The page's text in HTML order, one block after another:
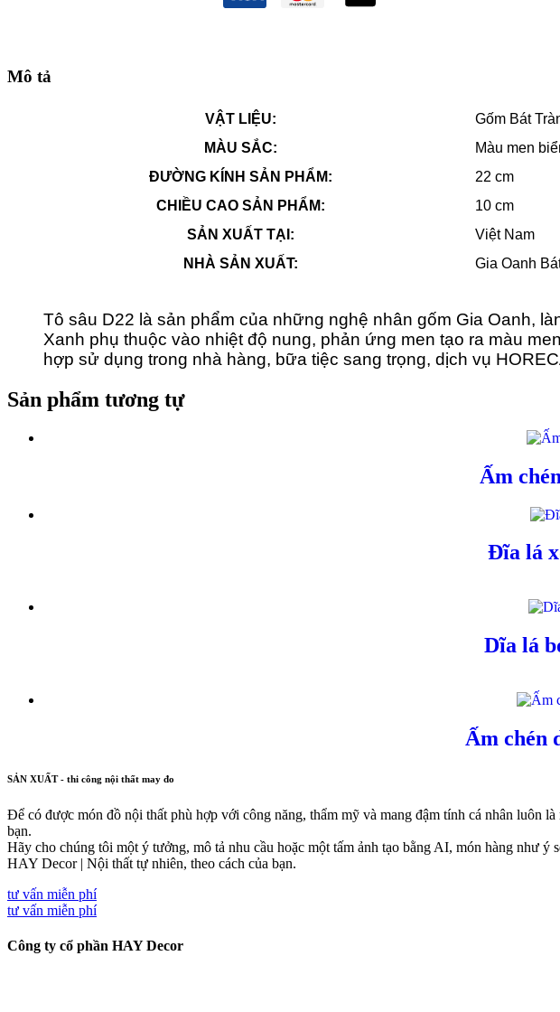
Mô tả
VẬT LIỆU:
Gốm Bát
MÀU SẮC:
Màu men
ĐƯỜNG KÍNH SẢN PHẨM:
22 cm
CHIỀU CAO SẢN PHẨM:
10 cm
SẢN XUẤT TẠI:
Việt Nam
NHÀ SẢN XUẤT:
Gia Oanh
Tô sâu D22 là sản phẩm của những nghệ nhân gốm Gia Oanh,
Xanh phụ thuộc vào nhiệt độ nung, phản ứng men tạo ra màu
hợp sử dụng trong nhà hàng, bữa tiệc sang trọng, dịch vụ
Sản phẩm tương tự
Ấm
Đĩa lá
Dĩa lá
Ấm chén
SẢN XUẤT - thi công nội thất may đo
Để có được món đồ nội thất phù hợp với công năng, thẩm mỹ và mang đậm tính cá nhân luôn
bạn.
Hãy cho chúng tôi một ý tưởng, mô tả nhu cầu hoặc một tấm ảnh tạo bằng AI, món hàng như ý
HAY Decor | Nội thất tự nhiên, theo cách của bạn.
tư vấn miễn phí
tư vấn miễn phí
Công ty cổ phần HAY Decor